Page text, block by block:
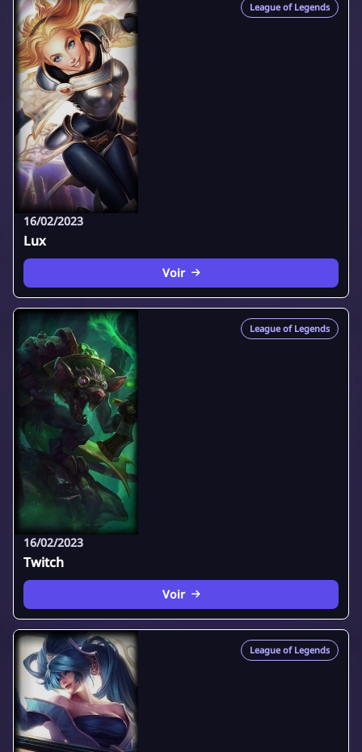
League of Legends
16/02/2023
Lux
Voir
League of Legends
16/02/2023
Twitch
Voir
League of Legends